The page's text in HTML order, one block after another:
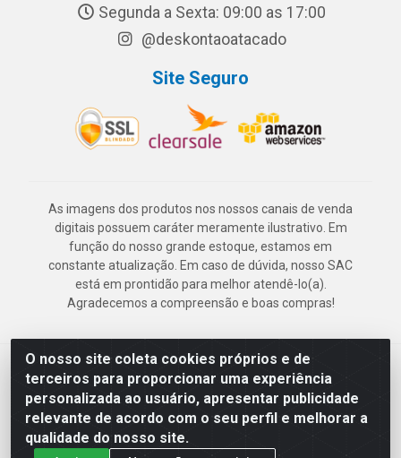
O nosso site coleta cookies próprios e de
terceiros para proporcionar uma experiência
personalizada ao usuário, apresentar publicidade
relevante de acordo com o seu perfil e melhorar a
qualidade do nosso site.
Segunda a Sexta: 09:00 as 17:00
@deskontaoatacado
Site Seguro
As imagens dos produtos nos nossos canais de venda
digitais possuem caráter meramente ilustrativo. Em
função do nosso grande estoque, estamos em
constante atualização. Em caso de dúvida, nosso SAC
está em prontidão para melhor atendê-lo(a).
Agradecemos a compreensão e boas compras!
Deskontão Atacado - Av. Marechal Mascarenhas de Morais, 2471 -
Imbiribeira - Recife/PE - CEP 51.150-001 - CNPJ 24.150.377/0003-
57